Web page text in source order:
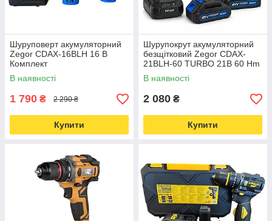
Шуруповерт акумуляторний
Zegor CDAX-16BLH 16 В
Комплект
В наявності
1 790 ₴ 2 290 ₴
Купити
Шурупокрут акумуляторний
безщітковий Zegor CDAX-
21BLH-60 TURBO 21В 60 Hm
В наявності
2 080 ₴
Купити